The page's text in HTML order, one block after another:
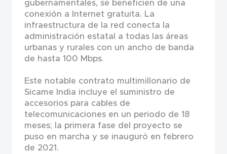
gubernamentales, se beneficien de una
conexión a Internet gratuita. La
infraestructura de la red conecta la
administración estatal a todas las áreas
urbanas y rurales con un ancho de banda
de hasta 100 Mbps.
Este notable contrato multimillonario de
Sicame India incluye el suministro de
accesorios para cables de
telecomunicaciones en un periodo de 18
meses; la primera fase del proyecto se
puso en marcha y se inauguró en febrero
de 2021.